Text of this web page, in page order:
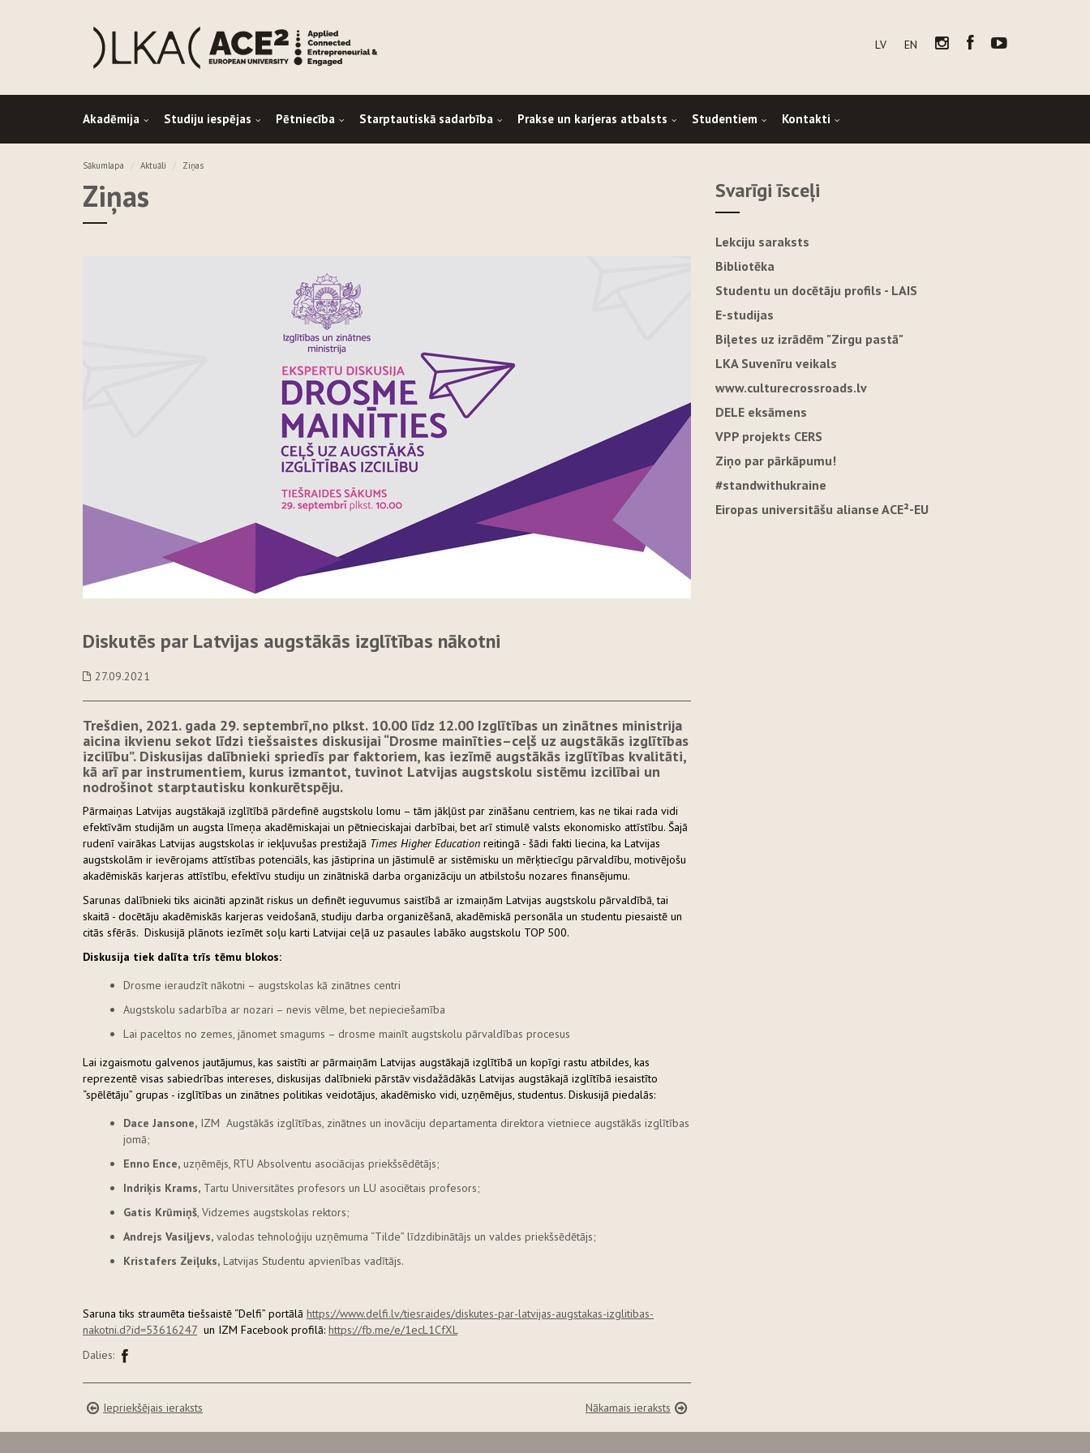
LV EN
Akadēmija Studiju iespējas Pētniecība Starptautiskā sadarbība Prakse un karjeras atbalsts Studentiem Kontakti
Sākumlapa Aktuāli Ziņas
Ziņas
Diskutēs par Latvijas augstākās izglītības nākotni
27.09.2021
Trešdien, 2021. gada 29. septembrī,no plkst. 10.00 līdz 12.00 Izglītības un zinātnes ministrija
aicina ikvienu sekot līdzi tiešsaistes diskusijai “Drosme mainīties–ceļš uz augstākās izglītības
izcilību”. Diskusijas dalībnieki spriedīs par faktoriem, kas iezīmē augstākās izglītības kvalitāti,
kā arī par instrumentiem, kurus izmantot, tuvinot Latvijas augstskolu sistēmu izcilībai un
nodrošinot starptautisku konkurētspēju.
Pārmaiņas Latvijas augstākajā izglītībā pārdefinē augstskolu lomu – tām jākļūst par zināšanu centriem, kas ne tikai rada vidi
efektīvām studijām un augsta līmeņa akadēmiskajai un pētnieciskajai darbībai, bet arī stimulē valsts ekonomisko attīstību. Šajā
rudenī vairākas Latvijas augstskolas ir iekļuvušas prestižajā Times Higher Education reitingā - šādi fakti liecina, ka Latvijas
augstskolām ir ievērojams attīstības potenciāls, kas jāstiprina un jāstimulē ar sistēmisku un mērķtiecīgu pārvaldību, motivējošu
akadēmiskās karjeras attīstību, efektīvu studiju un zinātniskā darba organizāciju un atbilstošu nozares finansējumu.
Sarunas dalībnieki tiks aicināti apzināt riskus un definēt ieguvumus saistībā ar izmaiņām Latvijas augstskolu pārvaldībā, tai
skaitā - docētāju akadēmiskās karjeras veidošanā, studiju darba organizēšanā, akadēmiskā personāla un studentu piesaistē un
citās sfērās. Diskusijā plānots iezīmēt soļu karti Latvijai ceļā uz pasaules labāko augstskolu TOP 500.
Diskusija tiek dalīta trīs tēmu blokos:
Drosme ieraudzīt nākotni – augstskolas kā zinātnes centri
Augstskolu sadarbība ar nozari – nevis vēlme, bet nepieciešamība
Lai paceltos no zemes, jānomet smagums – drosme mainīt augstskolu pārvaldības procesus
Lai izgaismotu galvenos jautājumus, kas saistīti ar pārmaiņām Latvijas augstākajā izglītībā un kopīgi rastu atbildes, kas
reprezentē visas sabiedrības intereses, diskusijas dalībnieki pārstāv visdažādākās Latvijas augstākajā izglītībā iesaistīto
“spēlētāju” grupas - izglītības un zinātnes politikas veidotājus, akadēmisko vidi, uzņēmējus, studentus. Diskusijā piedalās:
Dace Jansone, IZM Augstākās izglītības, zinātnes un inovāciju departamenta direktora vietniece augstākās izglītības
jomā;
Enno Ence, uzņēmējs, RTU Absolventu asociācijas priekšsēdētājs;
Indriķis Krams, Tartu Universitātes profesors un LU asociētais profesors;
Gatis Krūmiņš, Vidzemes augstskolas rektors;
Andrejs Vasiļjevs, valodas tehnoloģiju uzņēmuma “Tilde” līdzdibinātājs un valdes priekšsēdētājs;
Kristafers Zeiļuks, Latvijas Studentu apvienības vadītājs.
Saruna tiks straumēta tiešsaistē “Delfi” portālā https://www.delfi.lv/tiesraides/diskutes-par-latvijas-augstakas-izglitibas-
nakotni.d?id=53616247 un IZM Facebook profilā: https://fb.me/e/1ecL1CfXL
Dalies:
Iepriekšējais ieraksts Nākamais ieraksts
Svarīgi īsceļi
Lekciju saraksts
Bibliotēka
Studentu un docētāju profils - LAIS
E-studijas
Biļetes uz izrādēm "Zirgu pastā"
LKA Suvenīru veikals
www.culturecrossroads.lv
DELE eksāmens
VPP projekts CERS
Ziņo par pārkāpumu!
#standwithukraine
Eiropas universitāšu alianse ACE²-EU